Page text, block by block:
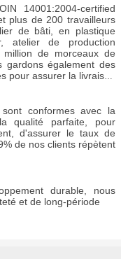
14001:2004-certified
plus de 200 travailleurs
de bâti, en plastique
atelier de production
de morceaux de
gardons également des
pour assurer la livraison
conformes avec la
qualité parfaite, pour
d'assurer le taux de
de nos clients répètent
durable, nous
et de long-période